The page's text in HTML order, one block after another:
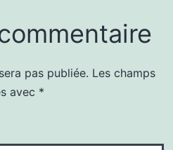
pas publiée. Les champs
avec *